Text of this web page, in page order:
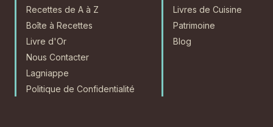
Recettes de A à Z
Boîte à Recettes
Livre d'Or
Nous Contacter
Lagniappe
Politique de Confidentialité
Livres de Cuisine
Patrimoine
Blog